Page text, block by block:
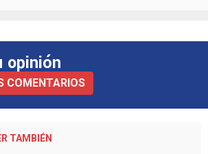
opinión
COMENTARIOS
TAMBIÉN